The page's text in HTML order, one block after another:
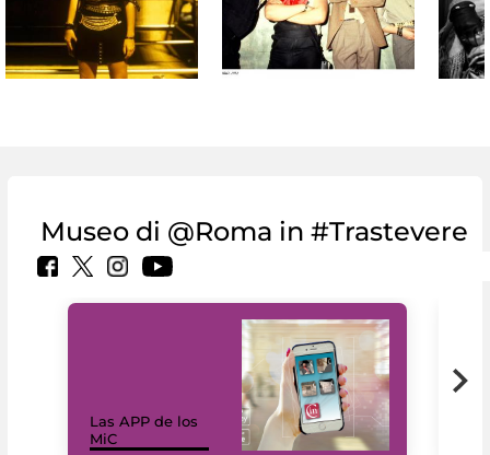
Museo di @Roma in #Trastevere
Las APP de los
MiC